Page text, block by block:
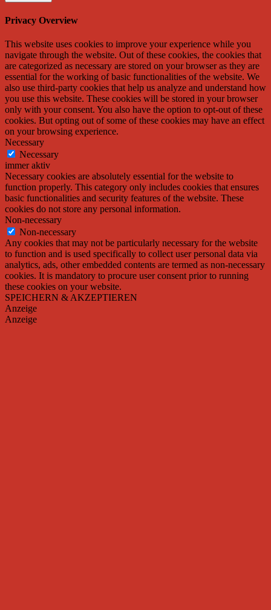
Privacy Overview
This website uses cookies to improve your experience while you
navigate through the website. Out of these cookies, the cookies that
are categorized as necessary are stored on your browser as they are
essential for the working of basic functionalities of the website. We
also use third-party cookies that help us analyze and understand how
you use this website. These cookies will be stored in your browser
only with your consent. You also have the option to opt-out of these
cookies. But opting out of some of these cookies may have an effect
on your browsing experience.
Necessary
Necessary
immer aktiv
Necessary cookies are absolutely essential for the website to
function properly. This category only includes cookies that ensures
basic functionalities and security features of the website. These
cookies do not store any personal information.
Non-necessary
Non-necessary
Any cookies that may not be particularly necessary for the website
to function and is used specifically to collect user personal data via
analytics, ads, other embedded contents are termed as non-necessary
cookies. It is mandatory to procure user consent prior to running
these cookies on your website.
SPEICHERN & AKZEPTIEREN
Anzeige
Anzeige